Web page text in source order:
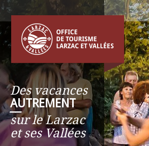
Des vacances
AUTREMENT
__
sur le Larzac
et ses Vallées